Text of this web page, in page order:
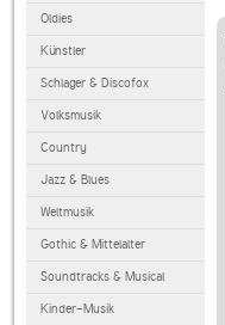
Oldies
Künstler
Schlager & Discofox
Volksmusik
Country
Jazz & Blues
Weltmusik
Gothic & Mittelalter
Soundtracks & Musical
Kinder-Musik